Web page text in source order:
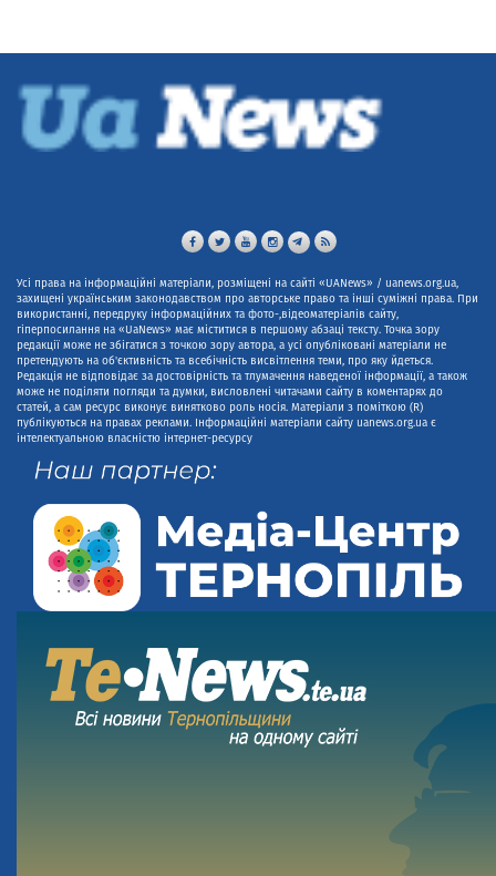
Усі права на інформаційні матеріали, розміщені на сайті «UANews» / uanews.org.ua,
захищені українським законодавством про авторське право та інші суміжні права. При
використанні, передруку інформаційних та фото-,відеоматеріалів сайту,
гіперпосилання на «UaNews» має міститися в першому абзаці тексту. Точка зору
редакції може не збігатися з точкою зору автора, а усі опубліковані матеріали не
претендують на об'єктивність та всебічність висвітлення теми, про яку йдеться.
Редакція не відповідає за достовірність та тлумачення наведеної інформації, а також
може не поділяти погляди та думки, висловлені читачами сайту в коментарях до
статей, а сам ресурс виконує винятково роль носія. Матеріали з поміткою (R)
публікуються на правах реклами. Інформаційні матеріали сайту uanews.org.ua є
інтелектуальною власністю інтернет-ресурсу